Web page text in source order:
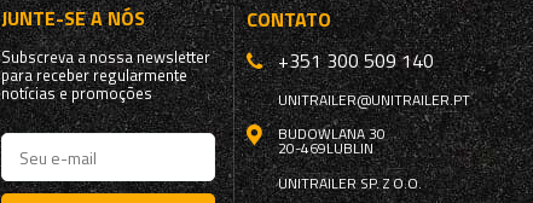
JUNTE-SE A NÓS
Subscreva a nossa newsletter
para receber regularmente
notícias e promoções
CONTATO
+351 300 509 140
UNITRAILER@UNITRAILER.PT
BUDOWLANA 30
20-469LUBLIN
UNITRAILER SP. Z O.O.